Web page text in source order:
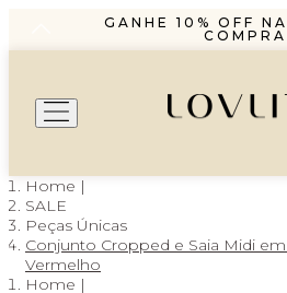
GANHE 10% OFF
COMPRA
PARCELAMENTO
R$1299,99
GANHE 10% OFF
SALE
Peças Únicas
Conjunto Cropped e Saia Midi
Vermelho